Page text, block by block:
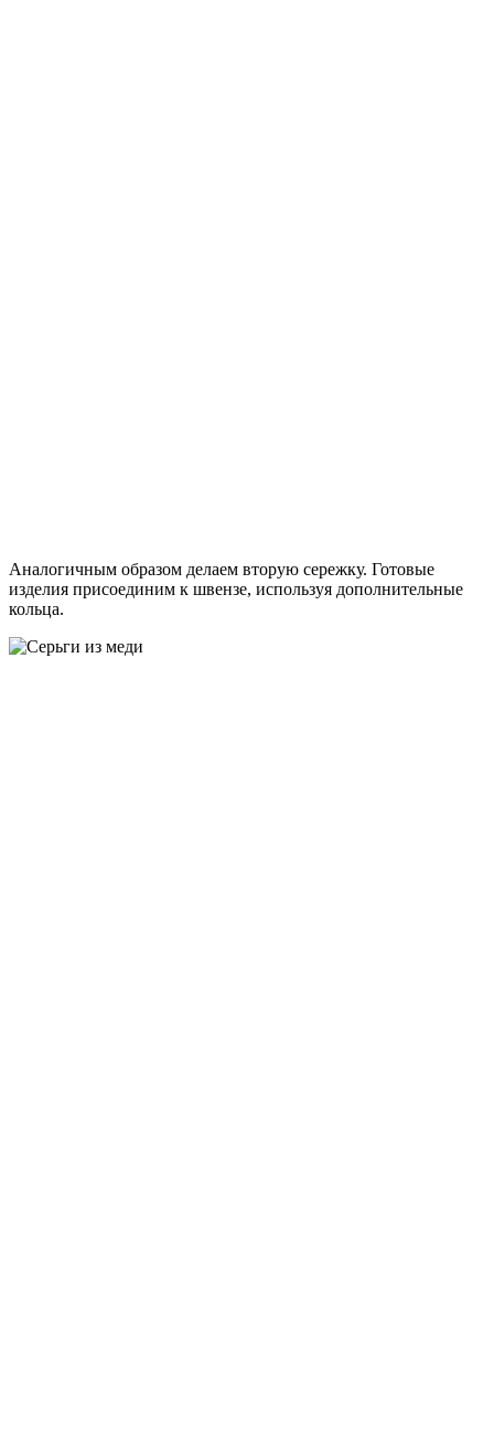
Аналогичным образом делаем вторую сережку. Готовые
изделия присоединим к швензе, используя дополнительные
кольца.